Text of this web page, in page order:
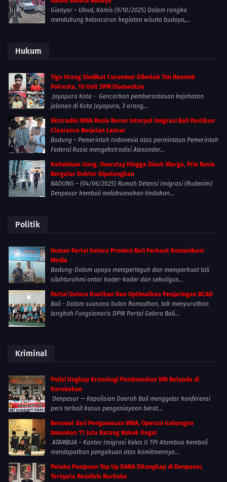
Gianyar – Ubud, Kamis (9/10/2025) Dalam rangka
mendukung kelancaran kegiatan wisata budaya,...
Hukum
Tiga Orang Sindikat Curanmor Dibekuk Tim Resmob
Polresta, 10 Unit SPM Diamankan
Jayapura Kota - Gencarkan pemberantasan kejahatan
jalanan di Kota Jayapura, 3 orang...
Ekstradisi WNA Rusia Buron Interpol Imigrasi Bali Pastikan
Clearance Berjalan Lancar
Badung – Pemerintah Indonesia atas permintaan Pemerintah
Federal Rusia mengekstradisi Alexander...
Kehabisan Uang. Overstay Hingga Diusir Warga, Pria Rusia
Bergelar Doktor Dipulangkan
BADUNG – (04/06/2025) Rumah Detensi Imigrasi (Rudenim)
Denpasar kembali melaksanakan tindakan...
Politik
Humas Partai Gelora Provinsi Bali Perkuat Komunikasi
Media
Badung-Dalam upaya memperteguh dan memperkuat tali
silahturahmi antar kader-kader dan sekaligus...
Partai Gelora Kuatkan Dan Optimalkan Penjaringan BCAD
Bali - Dalam suasana bulan Ramadhan, tak menyurutkan
langkah Fungsionaris DPW Partai Gelora Bali...
Kriminal
Polisi Ungkap Kronologi Pembunuhan WN Belanda di
Kerobokan
Denpasar — Kepolisian Daerah Bali menggelar konferensi
pers terkait kasus penganiayaan berat...
Berawal dari Pengawasan WNA, Operasi Gabungan
Amankan 11 Juta Batang Rokok Ilegal
ATAMBUA – Kantor Imigrasi Kelas II TPI Atambua kembali
mendapatkan pengakuan atas komitmennya...
Pelaku Penipuan Top Up DANA Ditangkap di Denpasar,
Ternyata Residivis Narkoba